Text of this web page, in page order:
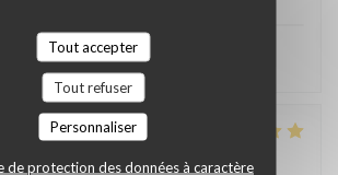
Tout accepter
Tout refuser
Personnaliser
de protection des données à caractère
Carbonade buonissima